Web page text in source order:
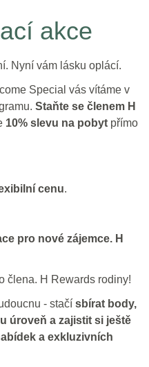
akce
Nyní vám lásku oplácí.
Special vás vítáme v
Staňte se členem H
10% slevu na pobyt přímo
cenu.
pro nové zájemce. H
člena. H Rewards rodiny!
- stačí sbírat body,
úroveň a zajistit si ještě
a exkluzivních